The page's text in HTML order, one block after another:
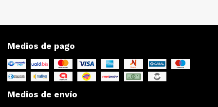
Medios de pago
Medios de envío